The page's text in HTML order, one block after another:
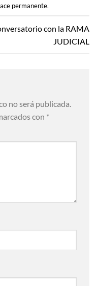
permanente.
con la RAMA
JUDICIAL
no será publicada.
con *